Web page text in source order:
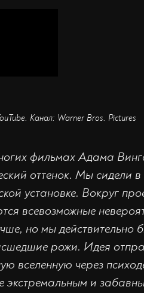
Канал: Warner Bros. Pictures
фильмах Адама
оттенок. Мы сидели
установке. Вокруг
всевозможные
но мы
рожи. Идея
вселенную через
экстремальным и